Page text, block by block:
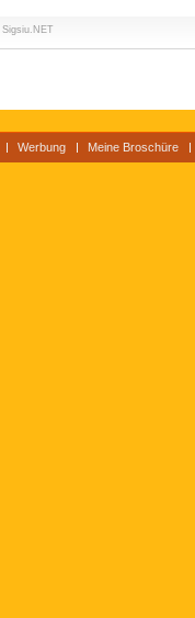
Sigsiu.NET
Werbung Meine Broschüre